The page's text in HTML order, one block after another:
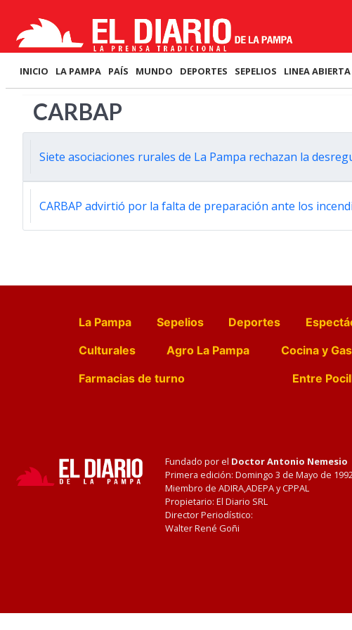
INICIO LA PAMPA PAÍS MUNDO DEPORTES SEPELIOS LINEA ABIERTA
CARBAP
Siete asociaciones rurales de La Pampa rechazan la
CARBAP advirtió por la falta de preparación ante los
La Pampa Sepelios Deportes
Culturales
Agro La Pampa Cocina y
Farmacias de turno
Entre
Fundado por el Doctor Antonio Nemesio
Primera edición: Domingo 3 de Mayo de
Miembro de ADIRA,ADEPA y CPPAL
Propietario: El Diario SRL
Director Periodístico:
Walter René Goñi